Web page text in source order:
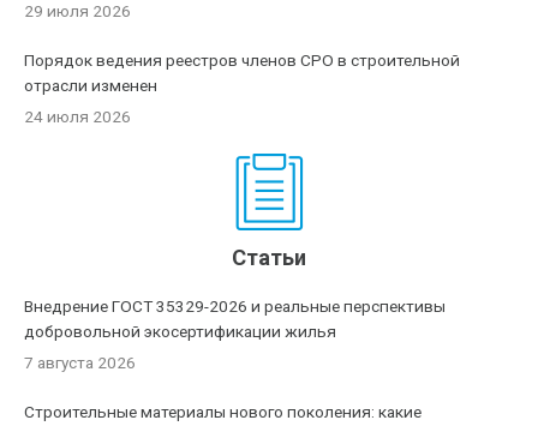
29 июля 2026
Порядок ведения реестров членов СРО в строительной
отрасли изменен
24 июля 2026
Статьи
Внедрение ГОСТ 35329-2026 и реальные перспективы
добровольной экосертификации жилья
7 августа 2026
Строительные материалы нового поколения: какие